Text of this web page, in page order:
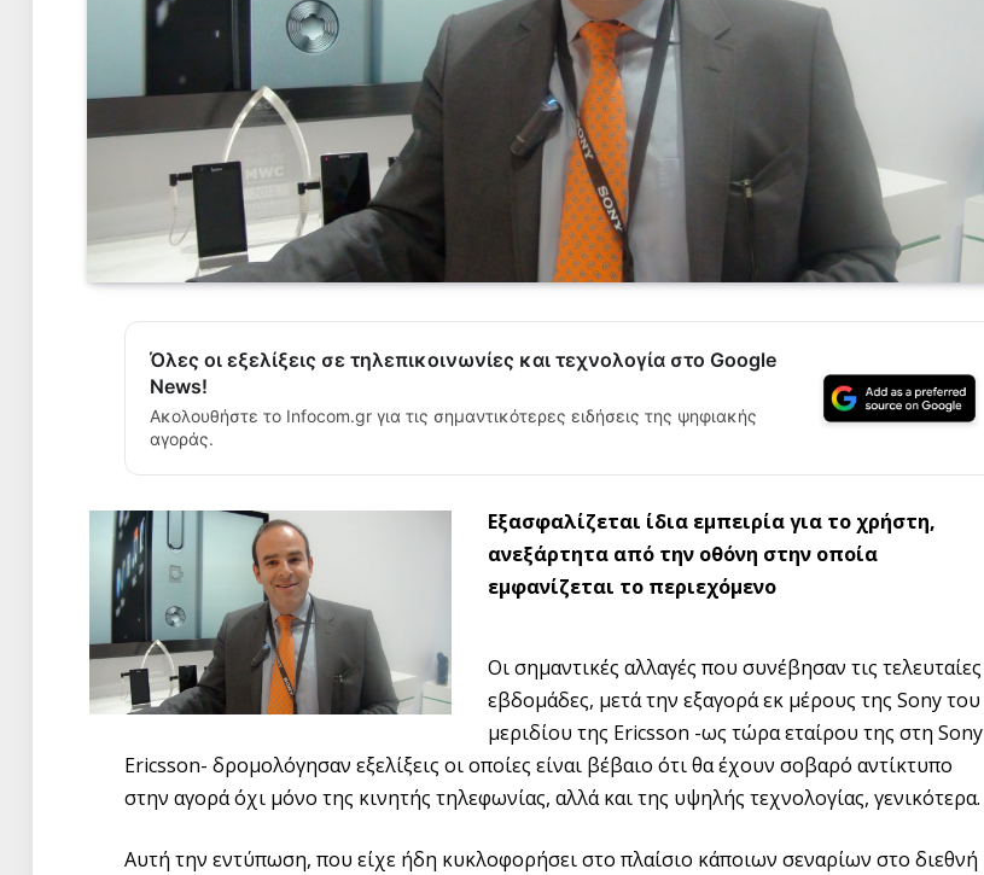
Όλες οι εξελίξεις σε τηλεπικοινωνίες και τεχνολογία στο Google
News!
Ακολουθήστε το Infocom.gr για τις σημαντικότερες ειδήσεις της ψηφιακής
αγοράς.
Εξασφαλίζεται ίδια εμπειρία για το χρήστη,
ανεξάρτητα από την οθόνη στην οποία
εμφανίζεται το περιεχόμενο
Οι σημαντικές αλλαγές που συνέβησαν τις τελευταίες
εβδομάδες, μετά την εξαγορά εκ μέρους της Sony του
μεριδίου της Ericsson -ως τώρα εταίρου της στη Sony
Ericsson- δρομολόγησαν εξελίξεις οι οποίες είναι βέβαιο ότι θα έχουν σοβαρό αντίκτυπο
στην αγορά όχι μόνο της κινητής τηλεφωνίας, αλλά και της υψηλής τεχνολογίας, γενικότερα.
Αυτή την εντύπωση, που είχε ήδη κυκλοφορήσει στο πλαίσιο κάποιων σεναρίων στο διεθνή